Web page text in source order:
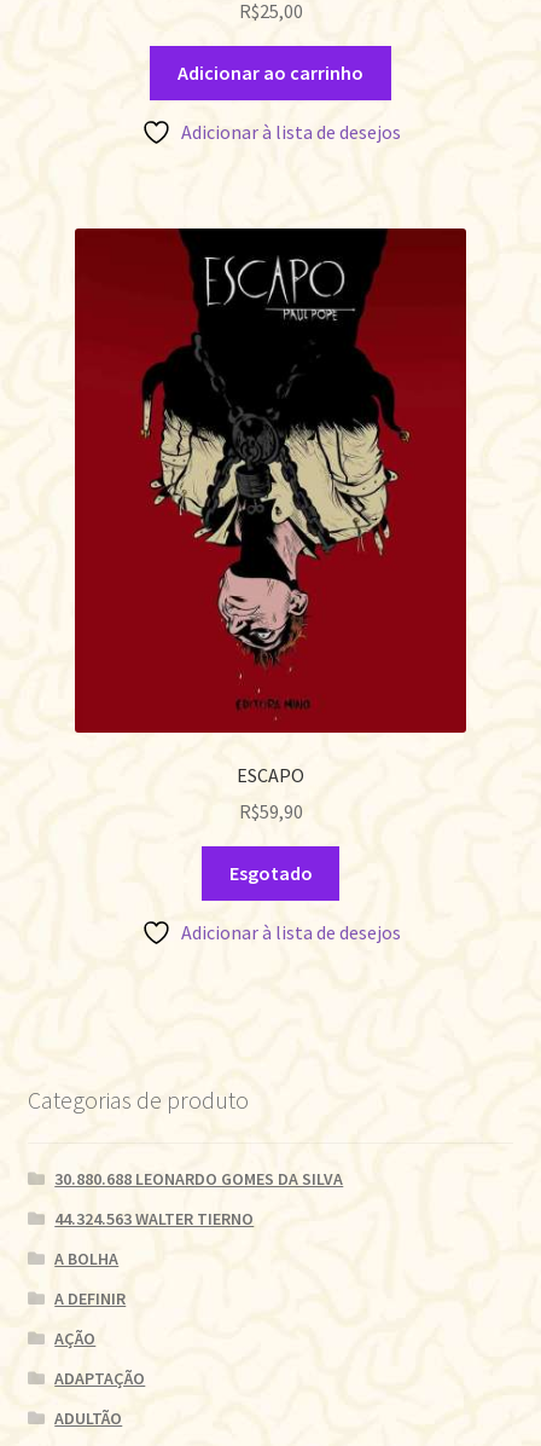
R$25,00
Adicionar ao carrinho
Adicionar à lista de desejos
ESCAPO
R$59,90
Esgotado
Adicionar à lista de desejos
Categorias de produto
30.880.688 LEONARDO GOMES DA SILVA
44.324.563 WALTER TIERNO
A BOLHA
A DEFINIR
AÇÃO
ADAPTAÇÃO
ADULTÃO